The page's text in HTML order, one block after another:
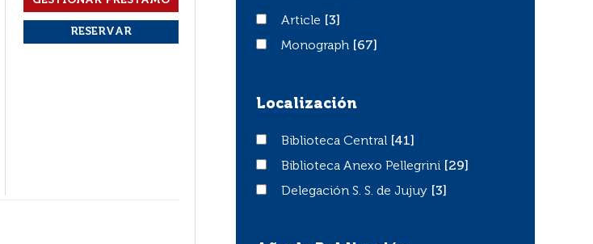
ArticleArticle
[3]
Monograph
Monograph [67]
Localización
Biblioteca Central
Biblioteca Central
[41]
Biblioteca Anexo Pellegrini
Biblioteca Anexo Pellegrini
[29]
Delegación S. S. de Jujuy
Delegación S. S. de Jujuy [3]